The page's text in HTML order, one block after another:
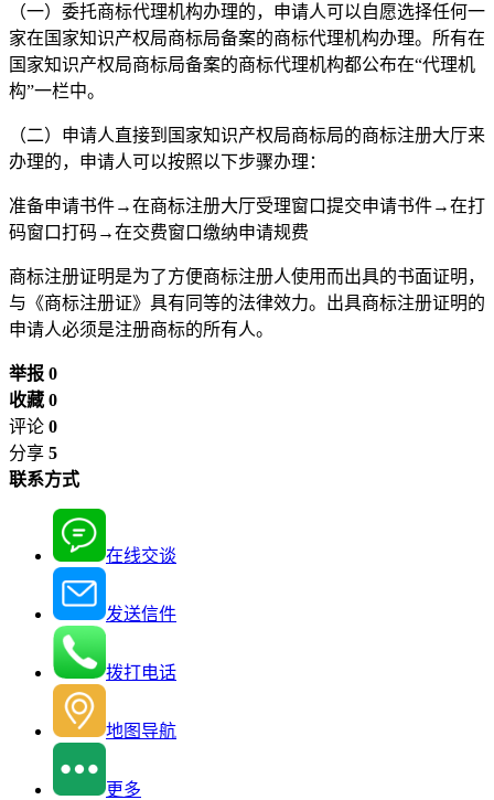
（一）委托商标代理机构办理的，申请人可以自愿选择任何一
家在国家知识产权局商标局备案的商标代理机构办理。所有在
国家知识产权局商标局备案的商标代理机构都公布在“代理机
构”一栏中。
（二）申请人直接到国家知识产权局商标局的商标注册大厅来
办理的，申请人可以按照以下步骤办理：
准备申请书件→在商标注册大厅受理窗口提交申请书件→在打
码窗口打码→在交费窗口缴纳申请规费
商标注册证明是为了方便商标注册人使用而出具的书面证明，
与《商标注册证》具有同等的法律效力。出具商标注册证明的
申请人必须是注册商标的所有人。
举报 0
收藏 0
评论 0
分享 5
联系方式
在线交谈
发送信件
拨打电话
地图导航
更多